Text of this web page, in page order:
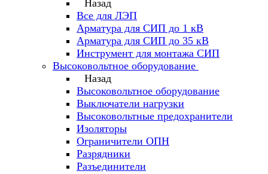
Назад
Все для ЛЭП
Арматура для СИП до 1 кВ
Арматура для СИП до 35 кВ
Инструмент для монтажа СИП
Высоковольтное оборудование
Назад
Высоковольтное оборудование
Выключатели нагрузки
Высоковольтные предохранители
Изоляторы
Ограничители ОПН
Разрядники
Разъединители